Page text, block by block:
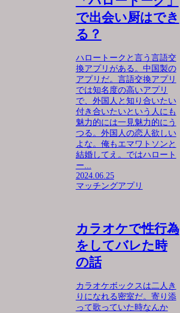
で出会い厨はでき
る？
ハロートークと言う言語交
換アプリがある。中国製の
アプリだ。言語交換アプリ
では知名度の高いアプリ
で、外国人と知り合いたい
付き合いたいという人にも
魅力的には一見魅力的にう
つる。外国人の恋人欲しい
よな。俺もエマワトソンと
結婚してえ。ではハロート
ー...
2024.06.25
マッチングアプリ
カラオケで性行為
をしてバレた時
の話
カラオケボックスは二人き
りになれる密室だ。寄り添
って歌っていた時なんか